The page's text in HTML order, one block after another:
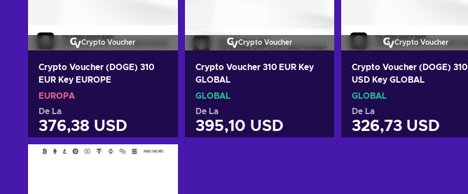
Crypto Voucher
Crypto Voucher (DOGE) 310
EUR Key EUROPE
EUROPA
De La
376,38 USD
Adaugă în coș
Crypto Voucher
Crypto Voucher 310 EUR Key
GLOBAL
GLOBAL
De La
395,10 USD
Crypto Voucher
Crypto Voucher (DOGE) 310
USD Key GLOBAL
GLOBAL
De La
326,73 USD